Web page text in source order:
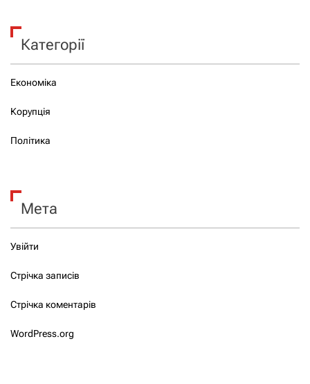
Категорії
Економіка
Корупція
Політика
Мета
Увійти
Стрічка записів
Стрічка коментарів
WordPress.org